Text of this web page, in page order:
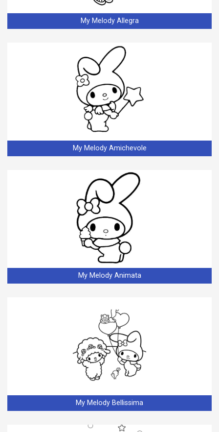
My Melody Allegra
My Melody Amichevole
My Melody Animata
My Melody Bellissima